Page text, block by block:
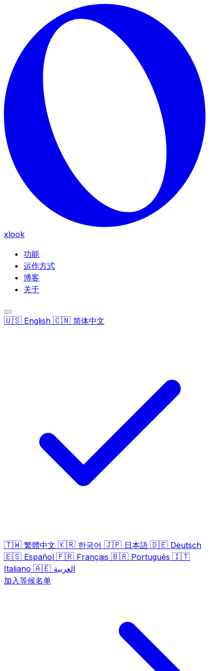
Skip to main content
xlook
功能
运作方式
博客
关于
🇺🇸 English 🇨🇳 简体中文
🇹🇼 繁體中文 🇰🇷 한국어 🇯🇵 日本語 🇩🇪 Deutsch
🇪🇸 Español 🇫🇷 Français 🇧🇷 Português 🇮🇹
Italiano 🇦🇪 العربية
加入等候名单